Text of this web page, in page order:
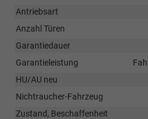
Antriebsart
Anzahl Türen
Garantiedauer
Garantieleistung
HU/AU neu
Nichtraucher-Fahrzeug
Zustand, Beschaffenheit